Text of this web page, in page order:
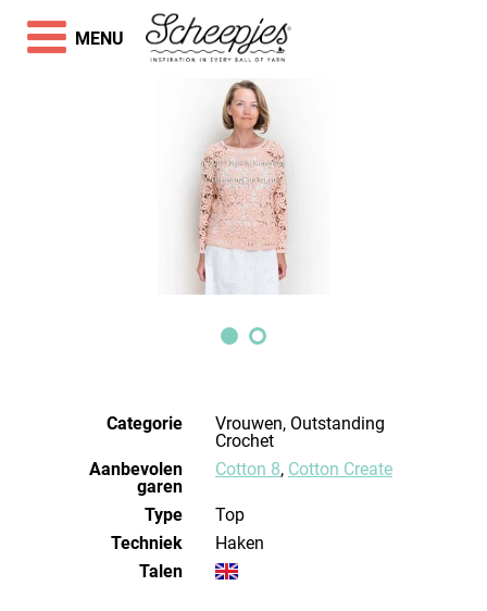
Categorie
Vrouwen, Outstanding
Crochet
Aanbevolen
garen
Cotton 8, Cotton Create
Type
Top
Techniek
haken
Talen
MENU